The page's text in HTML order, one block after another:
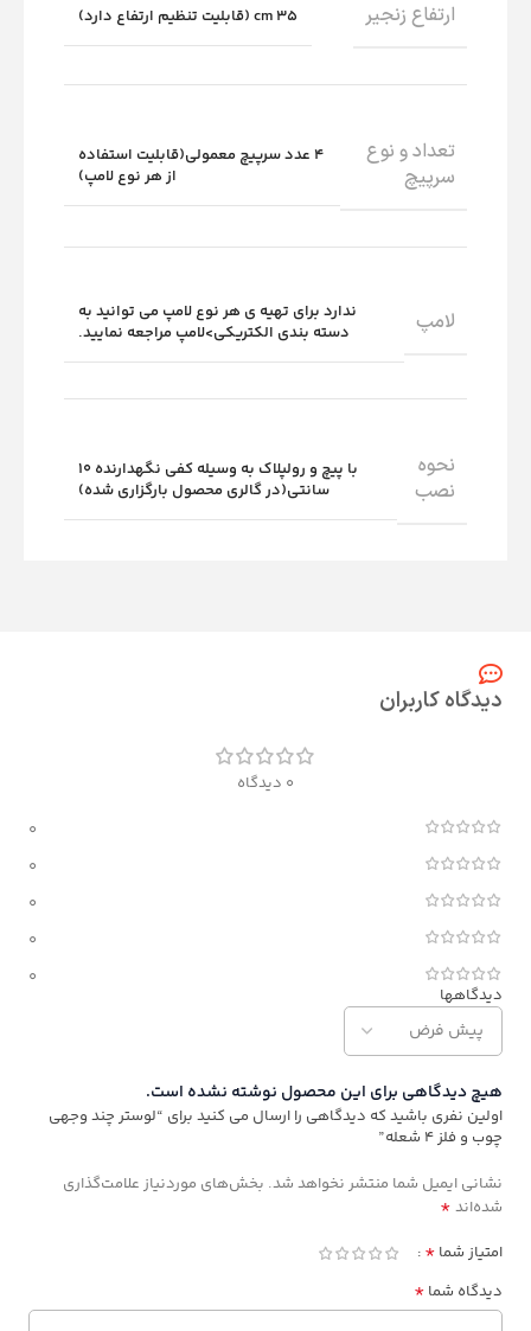
ارتفاع زنجیر 35 cm (قابلیت تنظیم ارتفاع دارد)
تعداد و نوع
سرپیچ
4 عدد سرپیچ معمولی(قابلیت استفاده
از هر نوع لامپ)
لامپ
ندارد برای تهیه ی هر نوع لامپ می توانید به
دسته بندی الکتریکی>لامپ مراجعه نمایید.
نحوه
نصب
با پیچ و رولپلاک به وسیله کفی نگهدارنده 10
سانتی(در گالری محصول بارگزاری شده)
دیدگاه کاربران
0 دیدگاه
0
0
0
0
0
دیدگاهها
هیچ دیدگاهی برای این محصول نوشته نشده است.
اولین نفری باشید که دیدگاهی را ارسال می کنید برای “لوستر چند وجهی
چوب و فلز ۴ شعله”
نشانی ایمیل شما منتشر نخواهد شد. بخش‌های موردنیاز علامت‌گذاری
شده‌اند *
امتیاز شما *
دیدگاه شما *